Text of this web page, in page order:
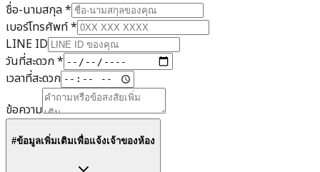
ชื่อ-นามสกุล*
เบอร์โทรศัพท์*
LINE ID
วันที่สะดวก*
เวลาที่สะดวก
ข้อความ
#ข้อมูลเพิ่มเติมเพื่อแจ้งเจ้าของห้อง